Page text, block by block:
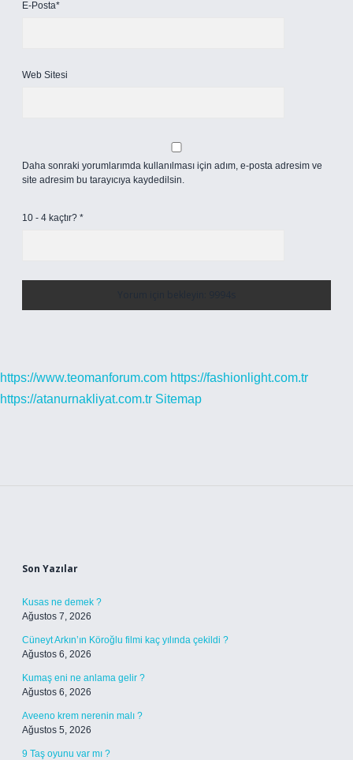
E-Posta*
Web Sitesi
Daha sonraki yorumlarımda kullanılması için adım, e-posta adresim ve
site adresim bu tarayıcıya kaydedilsin.
10 - 4 kaçtır? *
https://www.teomanforum.com https://fashionlight.com.tr
https://atanurnakliyat.com.tr Sitemap
Son Yazılar
Kusas ne demek ?
Ağustos 7, 2026
Cüneyt Arkın’ın Köroğlu filmi kaç yılında çekildi ?
Ağustos 6, 2026
Kumaş eni ne anlama gelir ?
Ağustos 6, 2026
Aveeno krem nerenin malı ?
Ağustos 5, 2026
9 Taş oyunu var mı ?